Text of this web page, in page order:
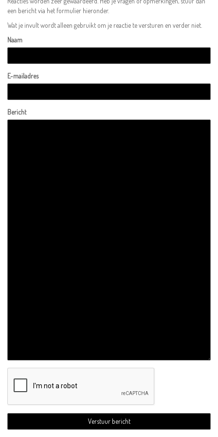
een bericht via het formulier hieronder.
Wat je invult wordt alleen gebruikt om je reactie te versturen en verder niet.
Naam
E-mailadres
Bericht